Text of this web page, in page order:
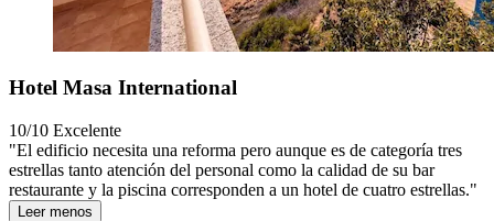
Hotel Masa International
10/10 Excelente
"El edificio necesita una reforma pero aunque es de categoría tres
estrellas tanto atención del personal como la calidad de su bar
restaurante y la piscina corresponden a un hotel de cuatro estrellas."
Leer menos